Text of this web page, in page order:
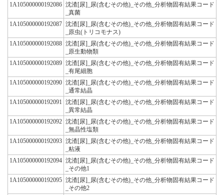
1A105000000192086 沈渣[尿]_尿(含むその他)_その他_分析物固有結果コード
_真菌
1A105000000192087 沈渣[尿]_尿(含むその他)_その他_分析物固有結果コード
_原虫(トリコモナス)
1A105000000192088 沈渣[尿]_尿(含むその他)_その他_分析物固有結果コード
_原生動物類
1A105000000192089 沈渣[尿]_尿(含むその他)_その他_分析物固有結果コード
_有尾細胞
1A105000000192090 沈渣[尿]_尿(含むその他)_その他_分析物固有結果コード
_通常結晶
1A105000000192091
沈渣[尿]_尿(含むその他)_その他_分析物固有結果コード
_異常結晶
1A105000000192092 沈渣[尿]_尿(含むその他)_その他_分析物固有結果コード
_無晶性塩類
1A105000000192093 沈渣[尿]_尿(含むその他)_その他_分析物固有結果コード
_粘液
1A105000000192094 沈渣[尿]_尿(含むその他)_その他_分析物固有結果コード
_その他1
1A105000000192095 沈渣[尿]_尿(含むその他)_その他_分析物固有結果コード
_その他2